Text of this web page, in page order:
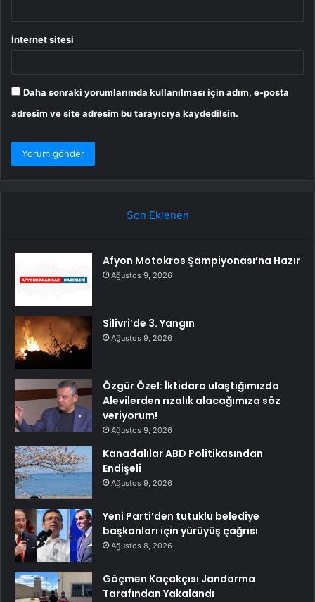
İnternet sitesi
Daha sonraki yorumlarımda kullanılması için adım, e-posta
adresim ve site adresim bu tarayıcıya kaydedilsin.
Son Eklenen
Afyon Motokros Şampiyonası’na Hazır
Ağustos 9, 2026
Silivri’de 3. Yangın
Ağustos 9, 2026
Özgür Özel: İktidara ulaştığımızda
Alevilerden rızalık alacağımıza söz
veriyorum!
Ağustos 9, 2026
Kanadalılar ABD Politikasından
Endişeli
Ağustos 9, 2026
Yeni Parti’den tutuklu belediye
başkanları için yürüyüş çağrısı
Ağustos 8, 2026
Göçmen Kaçakçısı Jandarma
Tarafından Yakalandı